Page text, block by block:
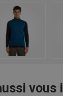
vous